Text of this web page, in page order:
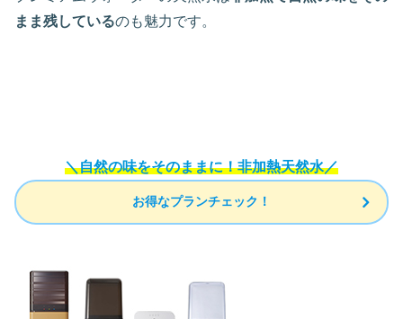
まま残しているのも魅力です。
＼自然の味をそのままに！非加熱天然水／
お得なプランチェック！